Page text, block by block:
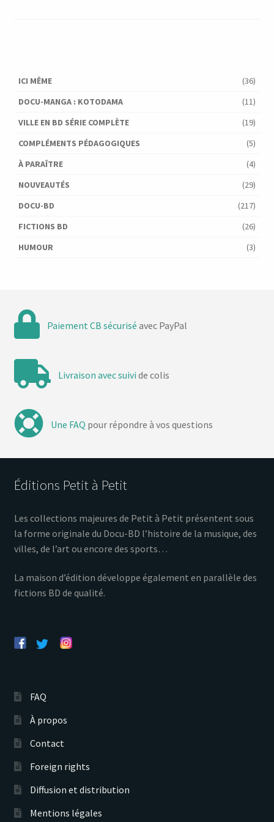
ICI MÊME
(36)
DOCU-MANGA : KOTODAMA
(11)
VILLE EN BD SÉRIE COMPLÈTE
(19)
COMPLÉMENTS PÉDAGOGIQUES
(5)
À PARAÎTRE
(4)
NOUVEAUTÉS
(29)
DOCU-BD
(217)
FICTIONS BD
(26)
HUMOUR
(3)
Paiement CB sécurisé avec PayPal
Livraison avec suivi de colis
Une FAQ pour répondre à vos questions
Éditions Petit à Petit
Les collections majeures de Petit à Petit présentent sous
la forme originale du Docu-BD l’histoire de la musique, des
villes, de l’art ou encore des sports…
La maison d’édition développe également en parallèle des
fictions BD de qualité.
FAQ
À propos
Contact
Foreign rights
Diffusion et distribution
Mentions légales